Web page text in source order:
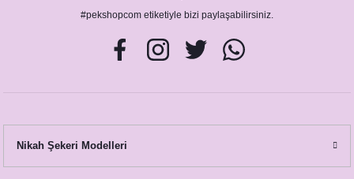
#pekshopcom etiketiyle bizi paylaşabilirsiniz.
Nikah Şekeri Modelleri